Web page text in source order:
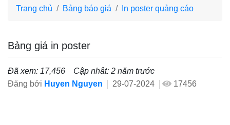
Trang chủ Bảng báo giá In poster quảng cáo
Bảng giá in poster
Đã xem: 17,456
Cập nhât: 2 năm trước
Đăng bởi Huyen Nguyen 29-07-2024 17456